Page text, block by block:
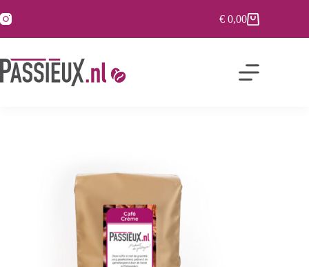
€ 0,00